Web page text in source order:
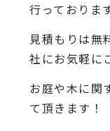
行っております
見積もりは無
社にお気軽に
お庭や木に関
て頂きます！